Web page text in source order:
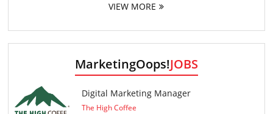
VIEW MORE
MarketingOops!JOBS
Digital Marketing Manager
The High Coffee